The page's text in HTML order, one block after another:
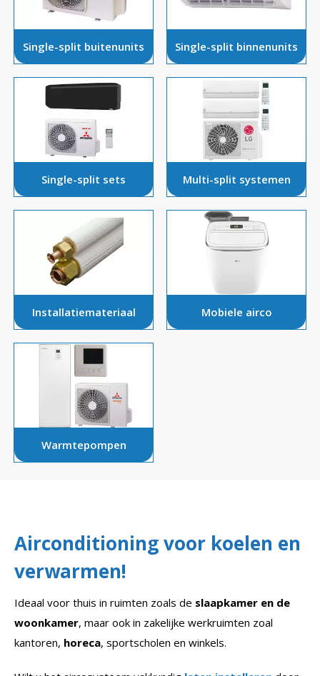
Single-split buitenunits Single-split binnenunits
Single-split sets Multi-split systemen
Installatiemateriaal Mobiele airco
Warmtepompen
Airconditioning voor koelen en
verwarmen!
Ideaal voor thuis in ruimten zoals de slaapkamer en de
woonkamer, maar ook in zakelijke werkruimten zoal
kantoren, horeca, sportscholen en winkels.